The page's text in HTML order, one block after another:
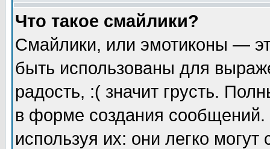
Что такое смайлики?
Смайлики, или эмотиконы —
быть использованы для
радость, :( значит грусть.
в форме создания сообщений.
используя их: они легко